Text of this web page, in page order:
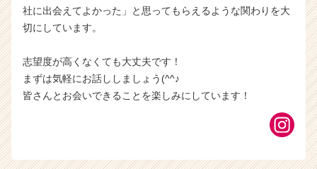
社に出会えてよかった」と思ってもらえるような関わりを大
切にしています。
志望度が高くなくても大丈夫です！
まずは気軽にお話ししましょう(^^♪
皆さんとお会いできることを楽しみにしています！